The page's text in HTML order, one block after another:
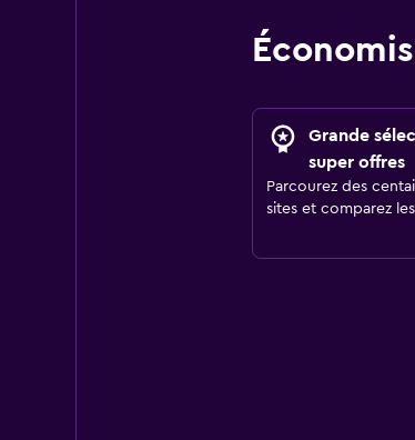
Grande
super offres
Parcourez des
sites et comparez